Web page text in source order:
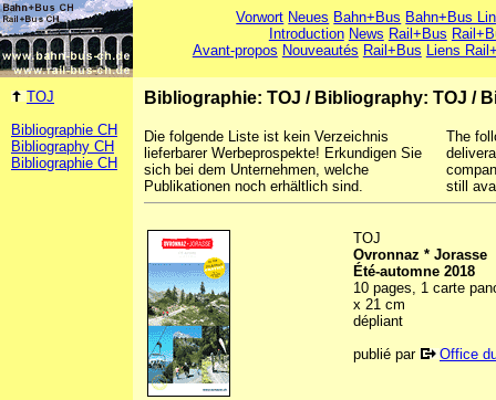
Vorwort Neues Bahn+Bus Bahn+Bus
Introduction News Rail+Bus
Avant-propos Nouveautés Rail+Bus Liens
TOJ
Bibliographie CH
Bibliography CH
Bibliographie CH
Bibliographie: TOJ / Bibliography: TOJ /
Die folgende Liste ist kein Verzeichnis
lieferbarer Werbeprospekte! Erkundigen Sie
sich bei dem Unternehmen, welche
Publikationen noch erhältlich sind.
The
still
TOJ
Ovronnaz * Jorasse
Été-automne 2018
10 pages, 1 carte
x 21 cm
dépliant
publié par
Office